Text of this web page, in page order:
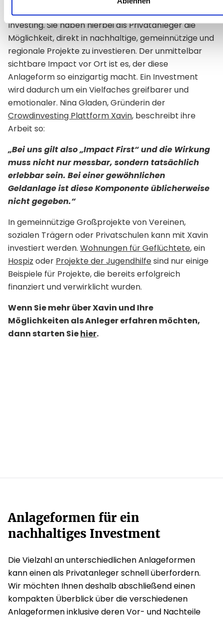
Crowdinvesting– eine Form des Social Impact
Investing. Sie haben hierbei als Privatanleger die
Möglichkeit, direkt in nachhaltige, gemeinnützige und
regionale Projekte zu investieren. Der unmittelbar
sichtbare Impact vor Ort ist es, der diese
Anlageform so einzigartig macht. Ein Investment
wird dadurch um ein Vielfaches greifbarer und
emotionaler. Nina Gladen, Gründerin der
Crowdinvesting Plattform Xavin, beschreibt ihre
Arbeit so:
„Bei uns gilt also „Impact First“ und die Wirkung
muss nicht nur messbar, sondern tatsächlich
erlebbar sein. Bei einer gewöhnlichen
Geldanlage ist diese Komponente üblicherweise
nicht gegeben.“
In gemeinnützige Großprojekte von Vereinen,
sozialen Trägern oder Privatschulen kann mit Xavin
investiert werden. Wohnungen für Geflüchtete, ein
Hospiz oder Projekte der Jugendhilfesind nur einige
Beispiele für Projekte, die bereits erfolgreich
finanziert und verwirklicht wurden.
Wenn Sie mehr über Xavin und Ihre
Möglichkeiten als Anleger erfahren möchten,
dann starten Siehier.
Anlageformen für ein
nachhaltiges Investment
Die Vielzahl an unterschiedlichen Anlageformen
kann einen als Privatanleger schnell überfordern.
Wir möchten Ihnen deshalb abschließend einen
kompakten Überblick über die verschiedenen
Anlageformen inklusive deren Vor- und Nachteile